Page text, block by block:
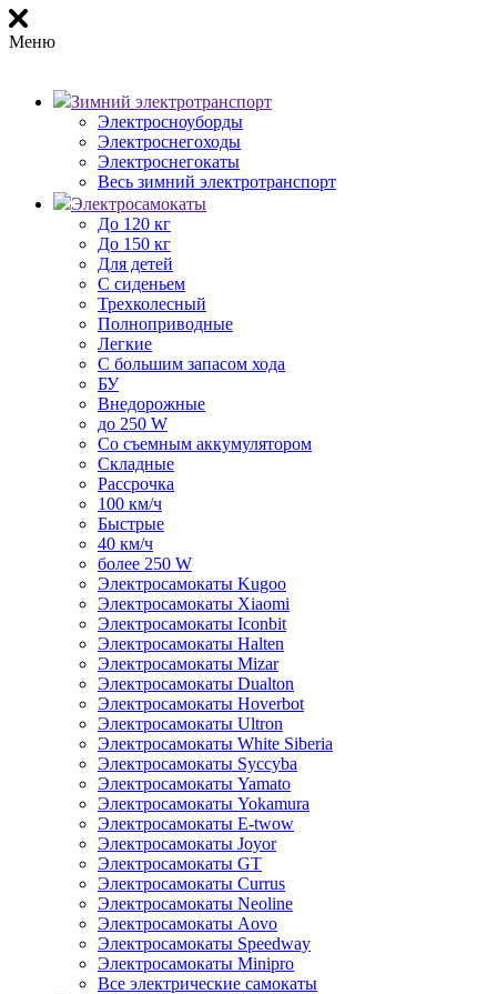
Меню
Зимний электротранспорт
Электросноуборды
Электроснегоходы
Электроснегокаты
Весь зимний электротранспорт
Электросамокаты
До 120 кг
До 150 кг
Для детей
С сиденьем
Трехколесный
Полноприводные
Легкие
С большим запасом хода
БУ
Внедорожные
до 250 W
Со съемным аккумулятором
Складные
Рассрочка
100 км/ч
Быстрые
40 км/ч
более 250 W
Электросамокаты Kugoo
Электросамокаты Xiaomi
Электросамокаты Iconbit
Электросамокаты Halten
Электросамокаты Mizar
Электросамокаты Dualton
Электросамокаты Hoverbot
Электросамокаты Ultron
Электросамокаты White Siberia
Электросамокаты Syccyba
Электросамокаты Yamato
Электросамокаты Yokamura
Электросамокаты E-twow
Электросамокаты Joyor
Электросамокаты GT
Электросамокаты Currus
Электросамокаты Neoline
Электросамокаты Aovo
Электросамокаты Speedway
Электросамокаты Minipro
Все электрические самокаты